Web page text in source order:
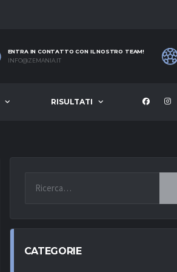
ENTRA IN CONTATTO CON IL NOSTRO TEAM!
INFO@ZEMANIA.IT
RISULTATI
CATEGORIE